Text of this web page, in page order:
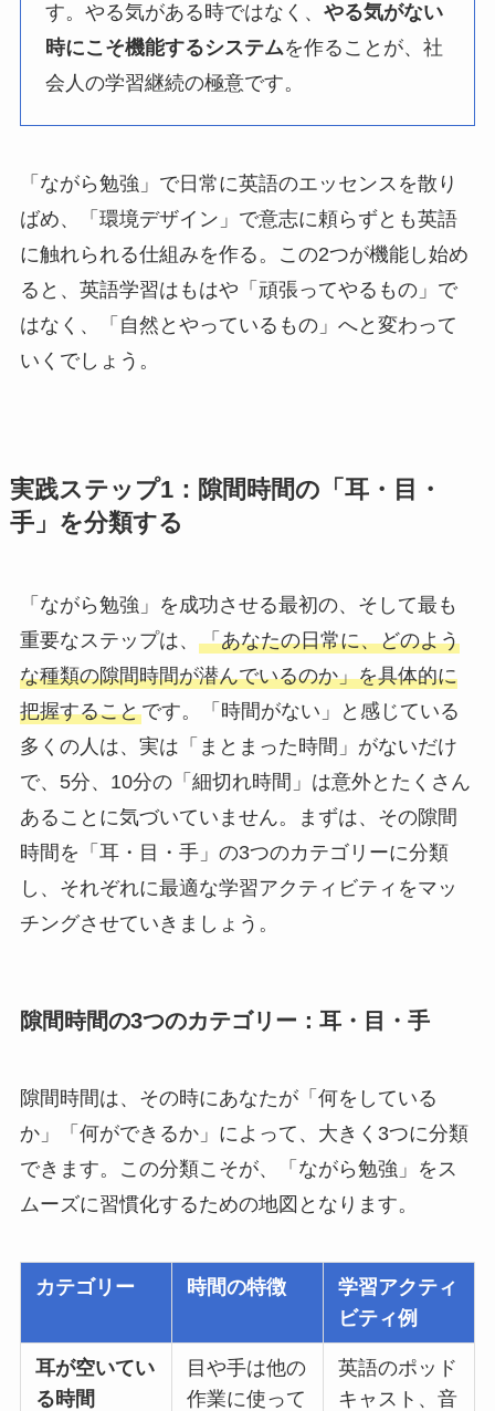
す。やる気がある時ではなく、やる気がない
時にこそ機能するシステムを作ることが、社
会人の学習継続の極意です。
「ながら勉強」で日常に英語のエッセンスを散り
ばめ、「環境デザイン」で意志に頼らずとも英語
に触れられる仕組みを作る。この2つが機能し始め
ると、英語学習はもはや「頑張ってやるもの」で
はなく、「自然とやっているもの」へと変わって
いくでしょう。
実践ステップ1：隙間時間の「耳・目・
手」を分類する
「ながら勉強」を成功させる最初の、そして最も
重要なステップは、 「あなたの日常に、どのよう
な種類の隙間時間が潜んでいるのか」を具体的に
把握することです。「時間がない」と感じている
多くの人は、実は「まとまった時間」がないだけ
で、5分、10分の「細切れ時間」は意外とたくさん
あることに気づいていません。まずは、その隙間
時間を「耳・目・手」の3つのカテゴリーに分類
し、それぞれに最適な学習アクティビティをマッ
チングさせていきましょう。
隙間時間の3つのカテゴリー：耳・目・手
隙間時間は、その時にあなたが「何をしている
か」「何ができるか」によって、大きく3つに分類
できます。この分類こそが、「ながら勉強」をス
ムーズに習慣化するための地図となります。
カテゴリー 時間の特徴
学習アクティ
ビティ例
耳が空いてい
る時間
目や手は他の
作業に使って
英語のポッド
キャスト、音